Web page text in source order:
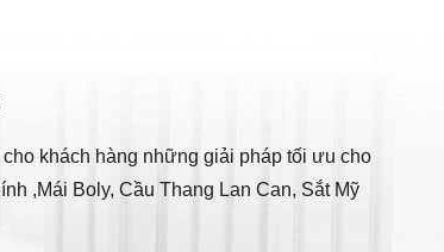
khách hàng những giải pháp tối ưu cho
,Mái Boly, Cầu Thang Lan Can, Sắt Mỹ